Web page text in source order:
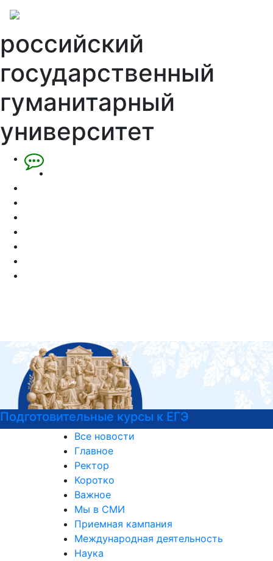
российский
государственный
гуманитарный
университет
Узнайте все о поступлении!
Все новости
Главное
Ректор
Коротко
Важное
Мы в СМИ
Приемная кампания
Международная деятельность
Наука